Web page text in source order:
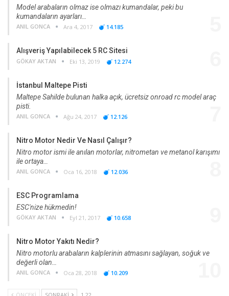
Model arabaların olmaz ise olmazı kumandalar, peki bu
kumandaların ayarları…
ANIL GONCA Ara 4, 2017 14.185
Alışveriş Yapılabilecek 5 RC Sitesi
GÖKAY AKTAN Eki 13, 2019 12.274
İstanbul Maltepe Pisti
Maltepe Sahilde bulunan halka açık, ücretsiz onroad rc model araç
pisti.
ANIL GONCA Ağu 24, 2017 12.126
Nitro Motor Nedir Ve Nasıl Çalışır?
Nitro motor ismi ile anılan motorlar, nitrometan ve metanol karışımı
ile ortaya…
ANIL GONCA Oca 16, 2018 12.036
ESC Programlama
ESC'nize hükmedin!
GÖKAY AKTAN Eyl 21, 2017 10.658
Nitro Motor Yakıtı Nedir?
Nitro motorlu arabaların kalplerinin atmasını sağlayan, soğuk ve
değerli olan…
ANIL GONCA Oca 28, 2018 10.209